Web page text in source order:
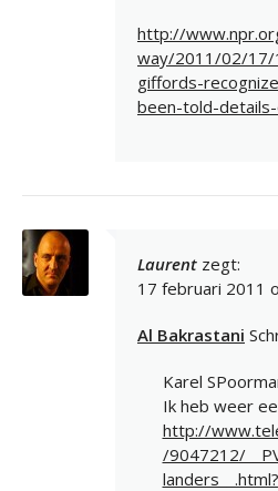
http://
way/2011/02/
giffords-
been-told-
Laurent zegt:
17 februari 2011
Al Bakrastani
Karel
Ik heb weer
http://
/9047212/